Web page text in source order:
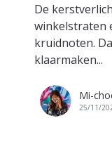
De
winkelstraten
kruidnoten.
klaarmaken...
Mi-
25/11/